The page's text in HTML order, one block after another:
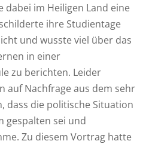
dabei im Heiligen Land eine
ihre Studientage
und wusste viel über das
in einer
zu berichten. Leider
auf Nachfrage aus dem sehr
dass die politische Situation
gespalten sei und
Zu diesem Vortrag hatte